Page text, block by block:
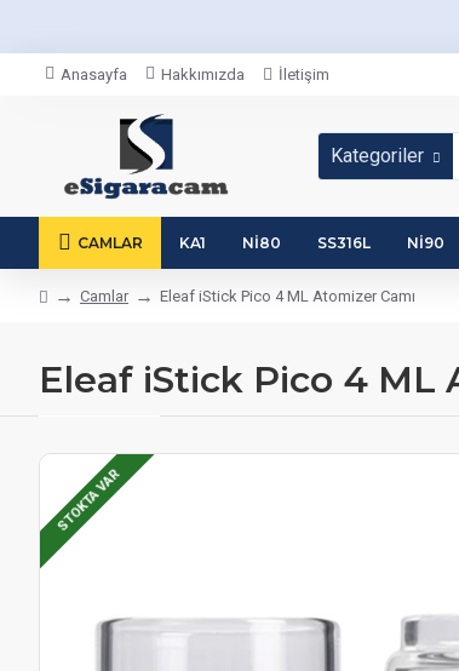
Anasayfa Hakkımızda İletişim
Kategoriler
CAMLAR KA1 NI80 SS316L NI90
Camlar Eleaf iStick Pico 4 ML Atomizer Camı
Eleaf iStick Pico 4 ML
STOKTA VAR